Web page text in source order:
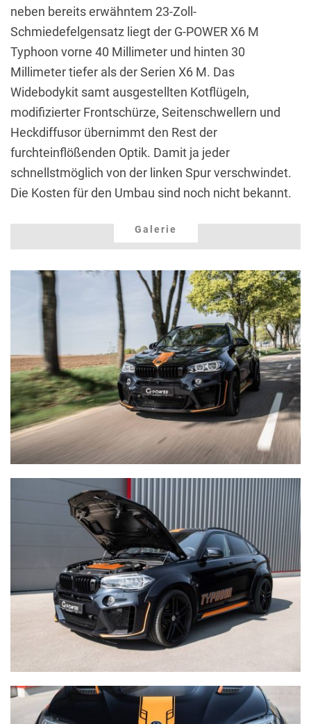
neben bereits erwähntem 23-Zoll-
Schmiedefelgensatz liegt der G-POWER X6 M
Typhoon vorne 40 Millimeter und hinten 30
Millimeter tiefer als der Serien X6 M. Das
Widebodykit samt ausgestellten Kotflügeln,
modifizierter Frontschürze, Seitenschwellern und
Heckdiffusor übernimmt den Rest der
furchteinflößenden Optik. Damit ja jeder
schnellstmöglich von der linken Spur verschwindet.
Die Kosten für den Umbau sind noch nicht bekannt.
Galerie